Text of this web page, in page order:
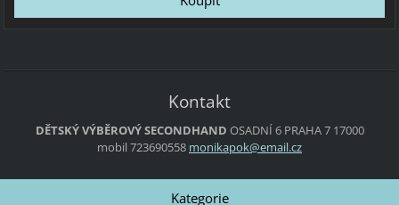
Kontakt
DĚTSKÝ VÝBĚROVÝ SECONDHAND OSADNÍ 6PRAHA 717000
mobil 723690558 monikapok@email.cz
Kategorie